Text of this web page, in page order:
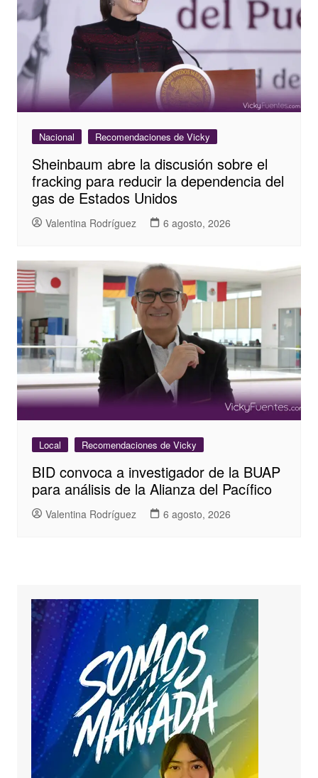
Nacional Recomendaciones de Vicky
Sheinbaum abre la discusión sobre el
fracking para reducir la dependencia del
gas de Estados Unidos
Valentina Rodríguez 6 agosto, 2026
Local Recomendaciones de Vicky
BID convoca a investigador de la BUAP
para análisis de la Alianza del Pacífico
Valentina Rodríguez 6 agosto, 2026